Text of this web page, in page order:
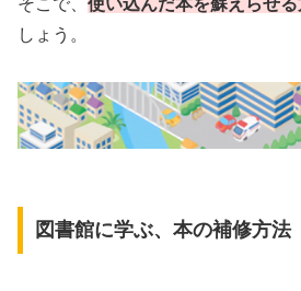
そこで、 使い込んだ本を蘇えらせ
しょう。
図書館に学ぶ、本の補修方法